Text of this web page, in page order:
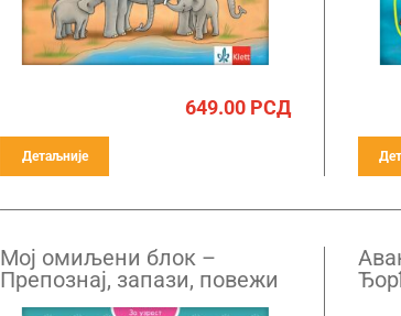
649.00РСД
Детаљније
Mој омиљени блок –
Препознај, запази, повежи
(3-4 година)